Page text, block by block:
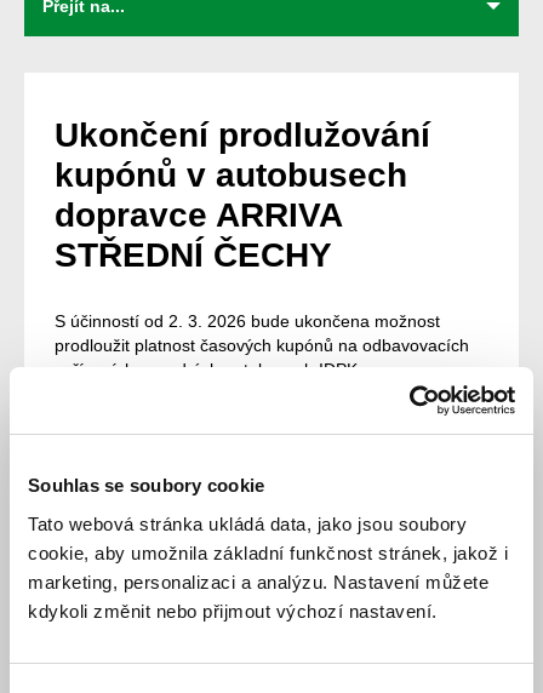
Souhlas se soubory cookie
Tato webová stránka ukládá data, jako jsou soubory
cookie, aby umožnila základní funkčnost stránek, jakož i
marketing, personalizaci a analýzu. Nastavení můžete
kdykoli změnit nebo přijmout výchozí nastavení.
Ukončení prodlužování
kupónů v autobusech
dopravce ARRIVA
STŘEDNÍ ČECHY
S účinností od 2. 3. 2026 bude ukončena možnost
prodloužit platnost časových kupónů na odbavovacích
zařízeních v modrých autobusech IDPK.
K tomuto kroku přistupujeme z důvodu velmi nízkého
využívání této funkcionality. V současné době je služba
další provoz proto není efektivní.
I nadále však zůstává možnost pohodlného nákupu a
prodloužení kupónu prostřednictvím mobilní aplikace
Virtuální Plzeňská karta (VPK) nebo na e-shopu
Plzeňské karty. Obě varianty nabízejí rychlé, jednoduché